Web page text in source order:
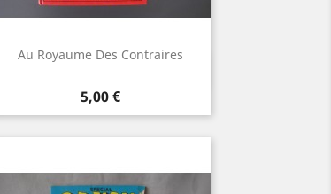
Au Royaume Des Contraires
Prix
5,00 €